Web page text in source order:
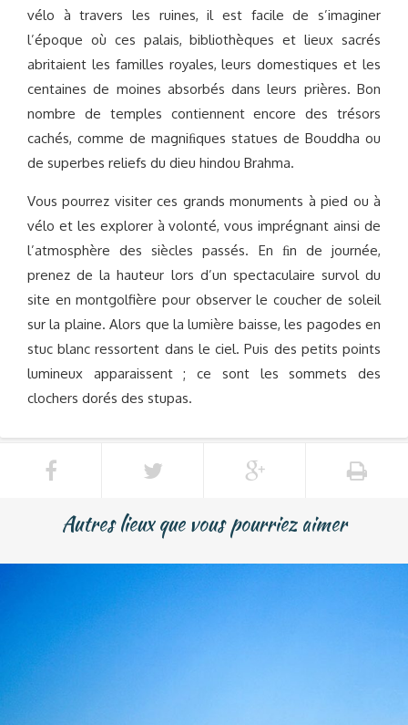
vélo à travers les ruines, il est facile de s’imaginer
l’époque où ces palais, bibliothèques et lieux sacrés
abritaient les familles royales, leurs domestiques et les
centaines de moines absorbés dans leurs prières. Bon
nombre de temples contiennent encore des trésors
cachés, comme de magniﬁques statues de Bouddha ou
de superbes reliefs du dieu hindou Brahma.
Vous pourrez visiter ces grands monuments à pied ou à
vélo et les explorer à volonté, vous imprégnant ainsi de
l’atmosphère des siècles passés. En ﬁn de journée,
prenez de la hauteur lors d’un spectaculaire survol du
site en montgolfière pour observer le coucher de soleil
sur la plaine. Alors que la lumière baisse, les pagodes en
stuc blanc ressortent dans le ciel. Puis des petits points
lumineux apparaissent ; ce sont les sommets des
clochers dorés des stupas.
Autres lieux que vous pourriez aimer